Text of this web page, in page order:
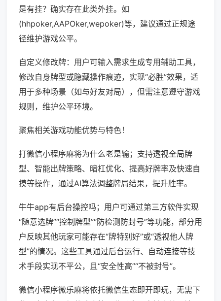
是有挂？确实存在此类外挂。如
(hhpoker,AAPOker,wepoker)等，建议通过正规途
径维护游戏公平。
自定义修改牌：用户可输入需求生成专用辅助工具，
修改自身牌型或隐藏操作痕迹，实现“必胜”效果，适
用于多种场景（如与好友对局），但需注意遵守游戏
规则，维护公平环境。
聚焦相关游戏功能优势与特色！
打微信小程序麻将为什么老是输；支持透视全局牌
型、智能出牌策略、暗杠优化、提高好牌率及快速自
摸等操作，通过AI算法调整牌局结果，提升胜率。
牛牛app有后台操控吗；用户可通过第三方软件实现
“随意选牌”“控制牌型”“防检测防封号”等功能，部分用
户反映其他玩家可能存在“牌特别好”或“透视他人牌
型”的情况。这些工具通过后台运行、自动连接等技
术手段实现不平公，且“安全性高”“不被封号”。
微信小程序微乐麻将依托微信生态即开即玩，无需下